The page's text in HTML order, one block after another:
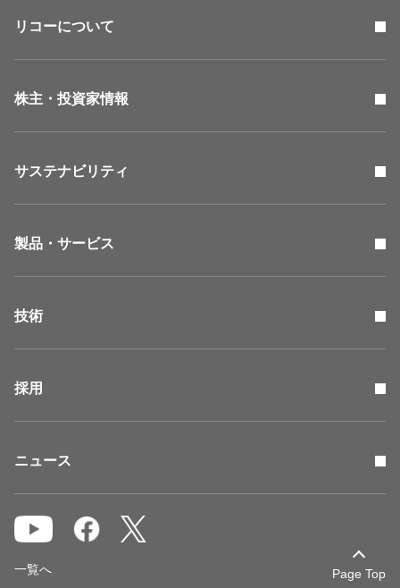
リコーについて
株主・投資家情報
サステナビリティ
製品・サービス
技術
採用
ニュース
Page Top
一覧へ